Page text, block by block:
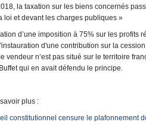
la taxation sur les biens concernés
loi et devant les charges publiques »
d’une imposition à 75% sur les
d'une contribution sur la
vendeur n’est pas situé sur le territoire
qui en avait défendu le principe.
plus :
constitutionnel censure le plafonnement